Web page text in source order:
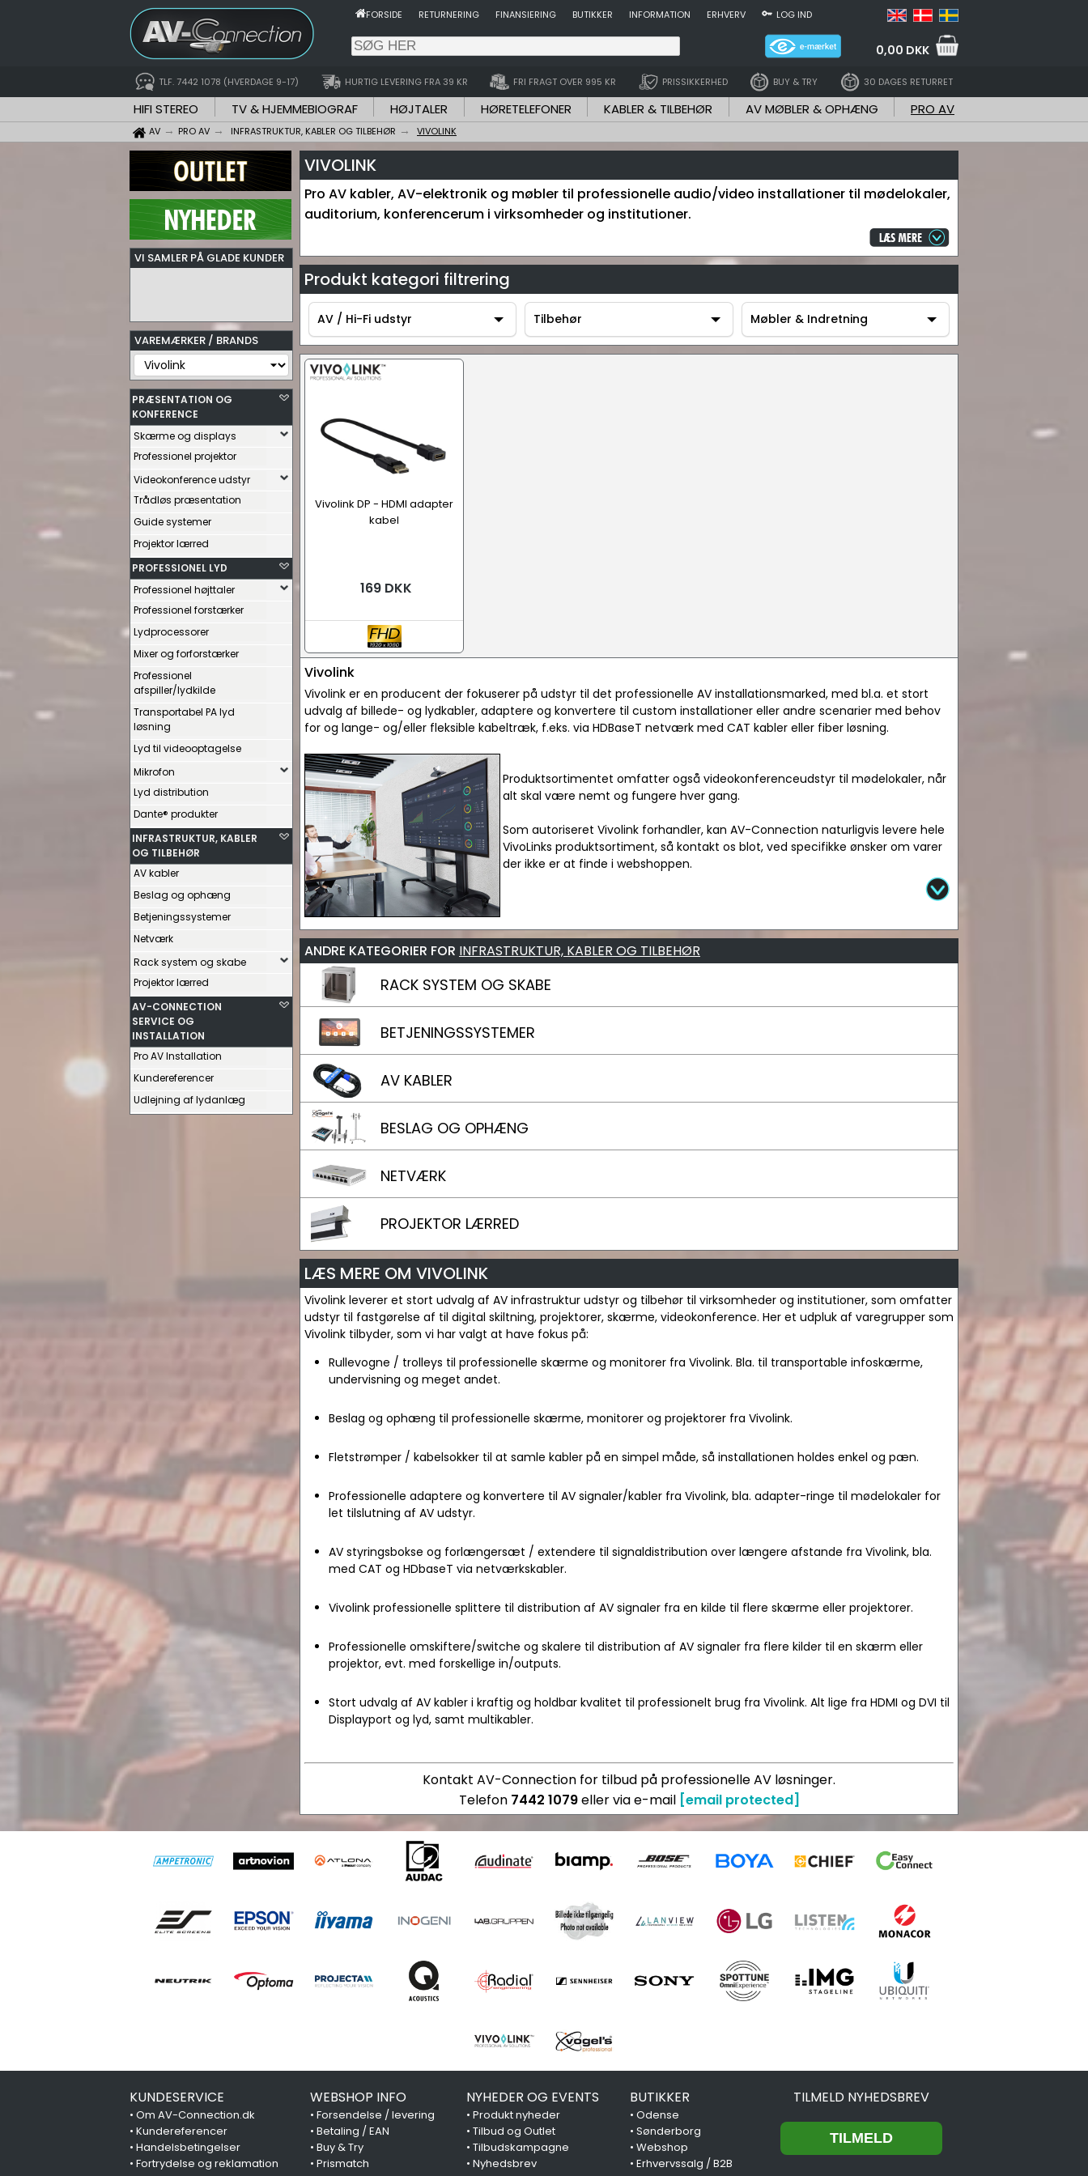
FORSIDE RETURNERING FINANSIERING BUTIKKER INFORMATION ERHVERV LOG IND
0,00 DKK
TLF. 7442 1078 (HVERDAGE 9-17) HURTIG LEVERING FRA 39 KR FRI FRAGT OVER 995 KR PRISSIKKERHED BUY & TRY 30 DAGES RETURRET
HIFI STEREO TV & HJEMMEBIOGRAF HØJTALER HØRETELEFONER KABLER & TILBEHØR AV MØBLER & OPHÆNG PRO AV
AV PRO AV INFRASTRUKTUR, KABLER OG TILBEHØR VIVOLINK
VI SAMLER PÅ GLADE KUNDER
VAREMÆRKER / BRANDS
PRÆSENTATION OG
KONFERENCE
Skærme og displays
Professionel projektor
Videokonference udstyr
Trådløs præsentation
Guide systemer
Projektor lærred
PROFESSIONEL LYD
Professionel højttaler
Professionel forstærker
Lydprocessorer
Mixer og forforstærker
Professionel
afspiller/lydkilde
Transportabel PA lyd
løsning
Lyd til videooptagelse
Mikrofon
Lyd distribution
Dante® produkter
INFRASTRUKTUR, KABLER
OG TILBEHØR
AV kabler
Beslag og ophæng
Betjeningssystemer
Netværk
Rack system og skabe
Projektor lærred
AV-CONNECTION
SERVICE OG
INSTALLATION
Pro AV Installation
Kundereferencer
Udlejning af lydanlæg
VIVOLINK
Pro AV kabler, AV-elektronik og møbler til professionelle audio/video installationer til mødelokaler,
auditorium, konferencerum i virksomheder og institutioner.
Produkt kategori filtrering
AV / Hi-Fi udstyr
AV / Hi-Fi udstyr
Tilbehør Møbler & Indretning
Vivolink DP - HDMI adapter
kabel
169 DKK
Vivolink
Vivolink er en producent der fokuserer på udstyr til det professionelle AV installationsmarked, med bl.a. et stort
udvalg af billede- og lydkabler, adaptere og konvertere til custom installationer eller andre scenarier med behov
for og lange- og/eller fleksible kabeltræk, f.eks. via HDBaseT netværk med CAT kabler eller fiber løsning.
Produktsortimentet omfatter også videokonferenceudstyr til mødelokaler, når
alt skal være nemt og fungere hver gang.
Som autoriseret Vivolink forhandler, kan AV-Connection naturligvis levere hele
VivoLinks produktsortiment, så kontakt os blot, ved specifikke ønsker om varer
der ikke er at finde i webshoppen.
ANDRE KATEGORIER FOR INFRASTRUKTUR, KABLER OG TILBEHØR
RACK SYSTEM OG SKABE
BETJENINGSSYSTEMER
AV KABLER
BESLAG OG OPHÆNG
NETVÆRK
PROJEKTOR LÆRRED
LÆS MERE OM VIVOLINK
Vivolink leverer et stort udvalg af AV infrastruktur udstyr og tilbehør til virksomheder og institutioner, som omfatter
udstyr til fastgørelse af til digital skiltning, projektorer, skærme, videokonference. Her et udpluk af varegrupper som
Vivolink tilbyder, som vi har valgt at have fokus på:
Rullevogne / trolleys til professionelle skærme og monitorer fra Vivolink. Bla. til transportable infoskærme,
undervisning og meget andet.
Beslag og ophæng til professionelle skærme, monitorer og projektorer fra Vivolink.
Fletstrømper / kabelsokker til at samle kabler på en simpel måde, så installationen holdes enkel og pæn.
Professionelle adaptere og konvertere til AV signaler/kabler fra Vivolink, bla. adapter-ringe til mødelokaler for
let tilslutning af AV udstyr.
AV styringsbokse og forlængersæt / extendere til signaldistribution over længere afstande fra Vivolink, bla.
med CAT og HDbaseT via netværkskabler.
Vivolink professionelle splittere til distribution af AV signaler fra en kilde til flere skærme eller projektorer.
Professionelle omskiftere/switche og skalere til distribution af AV signaler fra flere kilder til en skærm eller
projektor, evt. med forskellige in/outputs.
Stort udvalg af AV kabler i kraftig og holdbar kvalitet til professionelt brug fra Vivolink. Alt lige fra HDMI og DVI til
Displayport og lyd, samt multikabler.
Kontakt AV-Connection for tilbud på professionelle AV løsninger.
Telefon 7442 1079eller via e-mail [email protected]
KUNDESERVICE
• Om AV-Connection.dk
• Kundereferencer
• Handelsbetingelser
• Fortrydelse og reklamation
WEBSHOP INFO
• Forsendelse / levering
• Betaling / EAN
• Buy & Try
• Prismatch
NYHEDER OG EVENTS
• Produkt nyheder
• Tilbud og Outlet
• Tilbudskampagne
• Nyhedsbrev
BUTIKKER
•Odense
•Sønderborg
•Webshop
•Erhvervssalg / B2B
TILMELD NYHEDSBREV